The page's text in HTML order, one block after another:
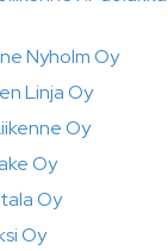
Nyholm Oy
Linja Oy
Oy
Oy
Oy
Oy